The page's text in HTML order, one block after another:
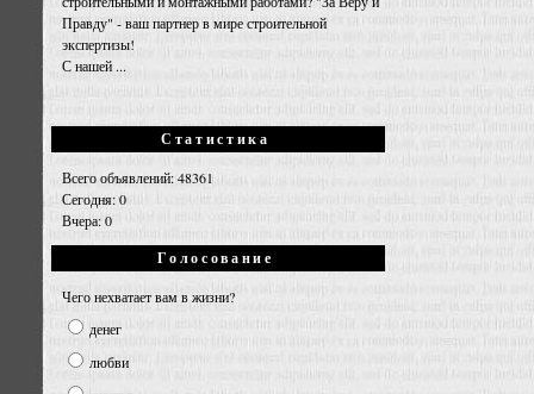
Правду" - ваш партнер в мире строительной
экспертизы!
С нашей ...
Статистика
Всего объявлений: 48361
Сегодня: 0
Вчера: 0
Голосование
Чего нехватает вам в жизни?
денег
любви